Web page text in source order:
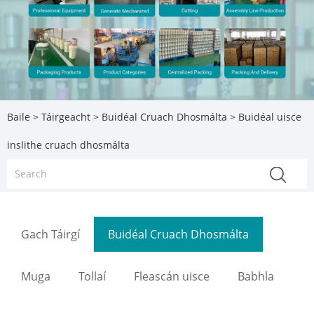
Baile > Táirgeacht > Buidéal Cruach Dhosmálta > Buidéal uisce
inslithe cruach dhosmálta
Gach Táirgí Buidéal Cruach Dhosmálta
Muga Tollaí Fleascán uisce Babhla